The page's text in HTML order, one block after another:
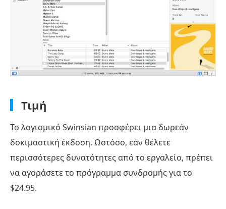
Τιμή
Το λογισμικό Swinsian προσφέρει μια δωρεάν
δοκιμαστική έκδοση. Ωστόσο, εάν θέλετε
περισσότερες δυνατότητες από το εργαλείο, πρέπει
να αγοράσετε το πρόγραμμα συνδρομής για το
$24.95.